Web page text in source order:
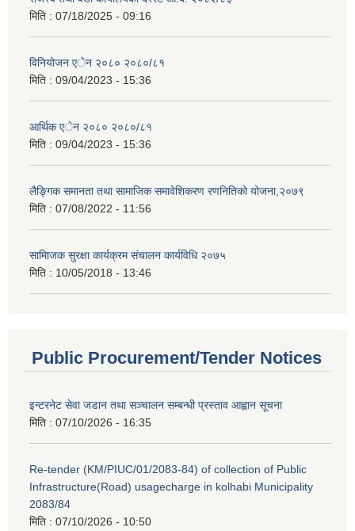
मिति : 07/18/2025 - 09:16
विनियोजन एेन २०८० २०८०/८१
मिति : 09/04/2023 - 15:36
आर्थिक एेन २०८० २०८०/८१
मिति : 09/04/2023 - 15:36
लैङ्गिक समानता तथा सामाजिक समावेशिकरण रणनितिको योजना,२०७९
मिति : 07/08/2022 - 11:56
सामािजक सुरक्षा कार्यक्रम संचालन कार्यविधि २०७५
मिति : 10/05/2018 - 13:46
Public Procurement/Tender Notices
इन्टरनेट सेवा जडान तथा सञ्चालन सम्बन्धी प्रस्ताव आह्वान सूचना
मिति : 07/10/2026 - 16:35
Re-tender (KM/PIUC/01/2083-84) of collection of Public
Infrastructure(Road) usagecharge in kolhabi Municipality
2083/84
मिति : 07/10/2026 - 10:50